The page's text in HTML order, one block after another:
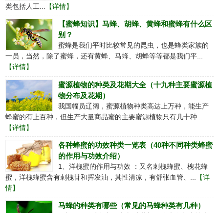
类包括人工... 【详情】
【蜜蜂知识】马蜂、胡蜂、黄蜂和蜜蜂有什么区
别？
蜜蜂是我们平时比较常见的昆虫，也是蜂类家族的
一员，当然，除了蜜蜂，还有黄蜂、马蜂、胡蜂等等都是我们平...
【详情】
蜜源植物的种类及花期大全（十九种主要蜜源植
物分布及花期）
我国幅员辽阔，蜜源植物种类高达上万种，能生产
蜂蜜的有上百种，但生产大量商品蜜的主要蜜源植物只有几十种...
【详情】
各种蜂蜜的功效种类一览表（40种不同种类蜂蜜
的作用与功效介绍）
1、洋槐蜜的作用与功效 ：又名刺槐蜂蜜、槐花蜂
蜜，洋槐蜂蜜含有刺槐苷和挥发油，其性清凉，有舒张血管、...
【详
情】
马蜂的种类有哪些（常见的马蜂种类有几种）